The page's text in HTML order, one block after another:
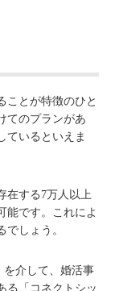
ことが特徴のひと
てのプランがあ
ているといえま
在する7万人以上
能です。これによ
しょう。
を介して、婚活事
る「コネクトシッ